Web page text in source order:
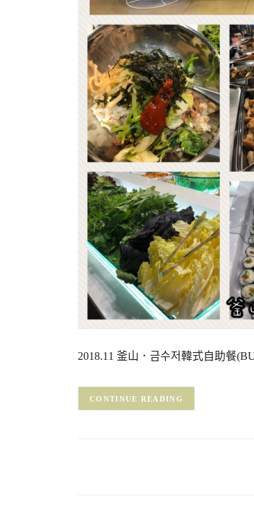
2018.11 釜山．금수저韓式自助餐
CONTINUE READING